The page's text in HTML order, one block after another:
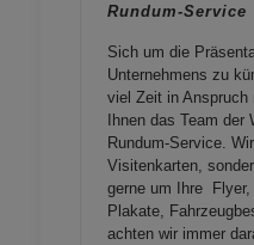
Rundum-Service
Sich um die
Unternehmens zu
viel Zeit in Anspruch
Ihnen das Team der
Rundum-Service.
Visitenkarten,
gerne um Ihre Flyer,
Plakate,
achten wir immer